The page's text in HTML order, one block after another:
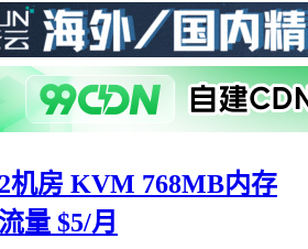
机房 KVM 768MB内存
量 $5/月